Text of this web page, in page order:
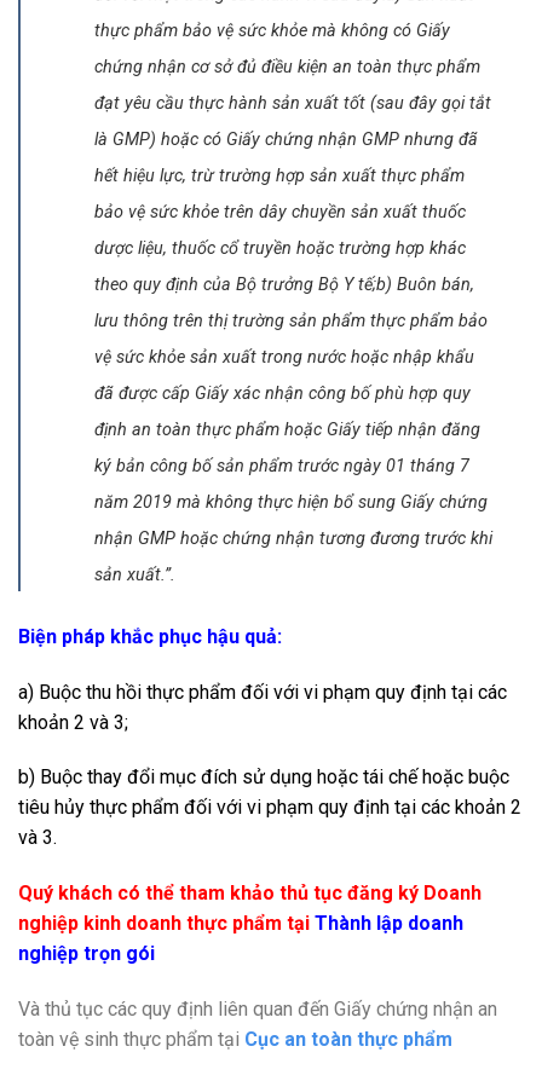
thực phẩm bảo vệ sức khỏe mà không có Giấy
chứng nhận cơ sở đủ điều kiện an toàn thực phẩm
đạt yêu cầu thực hành sản xuất tốt (sau đây gọi tắt
là GMP) hoặc có Giấy chứng nhận GMP nhưng đã
hết hiệu lực, trừ trường hợp sản xuất thực phẩm
bảo vệ sức khỏe trên dây chuyền sản xuất thuốc
dược liệu, thuốc cổ truyền hoặc trường hợp khác
theo quy định của Bộ trưởng Bộ Y tế;b) Buôn bán,
lưu thông trên thị trường sản phẩm thực phẩm bảo
vệ sức khỏe sản xuất trong nước hoặc nhập khẩu
đã được cấp Giấy xác nhận công bố phù hợp quy
định an toàn thực phẩm hoặc Giấy tiếp nhận đăng
ký bản công bố sản phẩm trước ngày 01 tháng 7
năm 2019 mà không thực hiện bổ sung Giấy chứng
nhận GMP hoặc chứng nhận tương đương trước khi
sản xuất.”.
Biện pháp khắc phục hậu quả:
a) Buộc thu hồi thực phẩm đối với vi phạm quy định tại các
khoản 2 và 3;
b) Buộc thay đổi mục đích sử dụng hoặc tái chế hoặc buộc
tiêu hủy thực phẩm đối với vi phạm quy định tại các khoản 2
và 3.
Quý khách có thể tham khảo thủ tục đăng ký Doanh
nghiệp kinh doanh thực phẩm tại Thành lập doanh
nghiệp trọn gói
Và thủ tục các quy định liên quan đến Giấy chứng nhận an
toàn vệ sinh thực phẩm tại Cục an toàn thực phẩm